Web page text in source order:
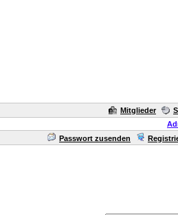
Mitglieder
Passwort zusenden